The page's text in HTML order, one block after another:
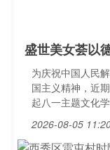
盛世美女荟以
为庆祝中国人民
国主义精神，近
起八一主题文化
2026-08-05